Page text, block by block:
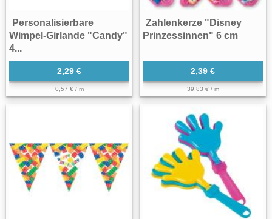
Personalisierbare
Wimpel-Girlande "Candy"
4...
2,29 €
0,57 € / m
Zahlenkerze "Disney
Prinzessinnen" 6 cm
2,39 €
39,83 € / m